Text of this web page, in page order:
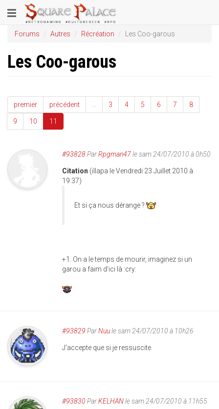
au
contenu
principal
Toggle
navigation
Forums Autres Récréation Les Coo-garous
Les Coo-garous
premier précédent 3 4 5 6 7 8
9 10 11
#93828ParRpgman47le sam 24/07/2010 à 0h50
Citation (illapa le Vendredi 23 Juillet 2010 à
19:37)
Et si ça nous dérange ?
+1. On a le temps de mourir, imaginez si un
garou a faim d'ici là :cry:
#93829 ParNuule sam 24/07/2010 à 10h26
J'accepte que si je ressuscite.
#93830 ParKELHANle sam 24/07/2010 à 11h55